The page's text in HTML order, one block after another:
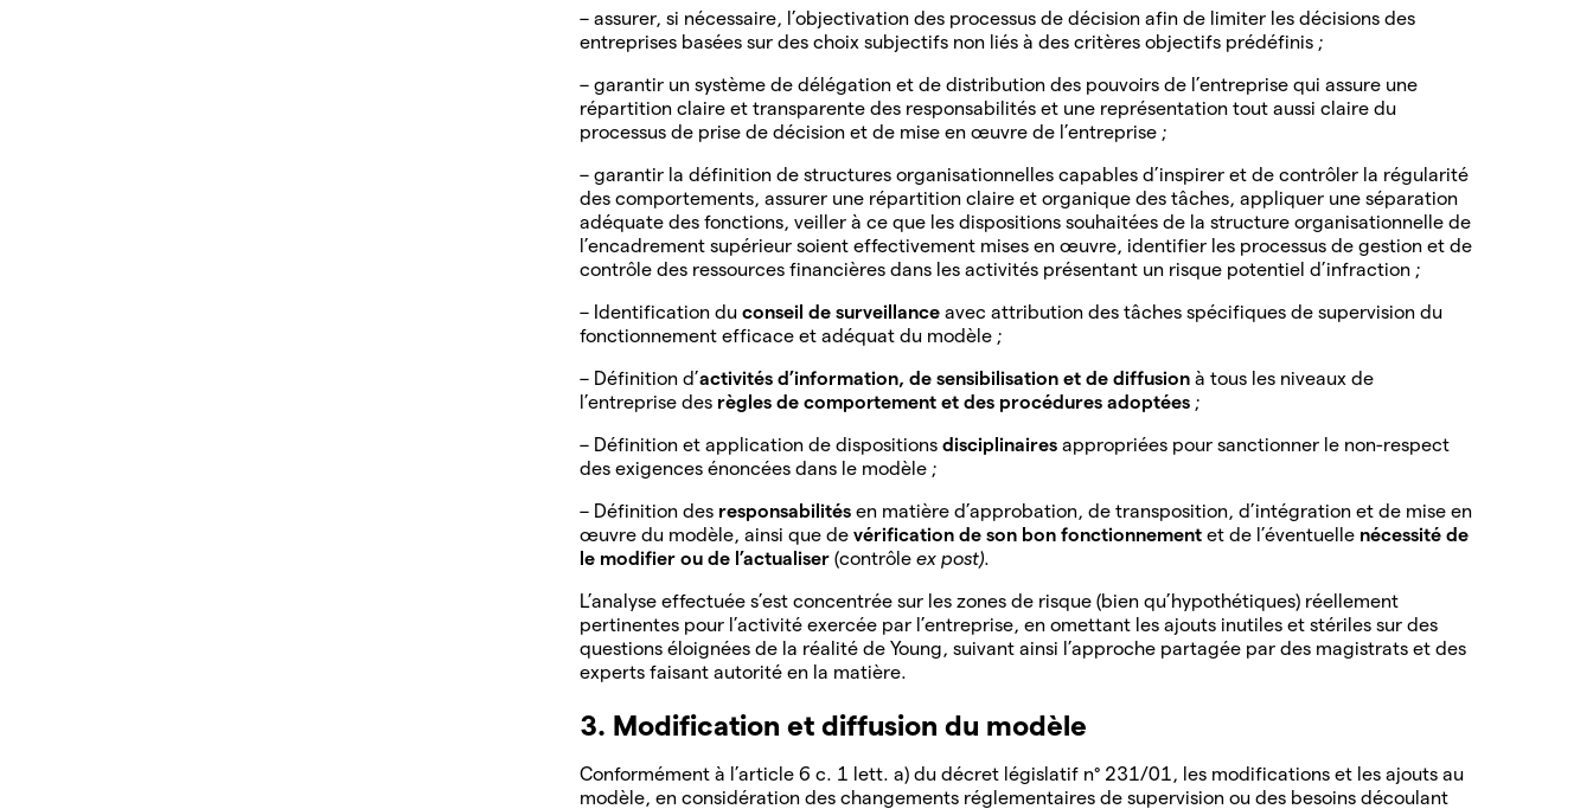
– assurer, si nécessaire, l’objectivation des processus de décision afin de limiter les décisions des
entreprises basées sur des choix subjectifs non liés à des critères objectifs prédéfinis ;
– garantir un système de délégation et de distribution des pouvoirs de l’entreprise qui assure une
répartition claire et transparente des responsabilités et une représentation tout aussi claire du
processus de prise de décision et de mise en œuvre de l’entreprise ;
– garantir la définition de structures organisationnelles capables d’inspirer et de contrôler la régularité
des comportements, assurer une répartition claire et organique des tâches, appliquer une séparation
adéquate des fonctions, veiller à ce que les dispositions souhaitées de la structure organisationnelle de
l’encadrement supérieur soient effectivement mises en œuvre, identifier les processus de gestion et de
contrôle des ressources financières dans les activités présentant un risque potentiel d’infraction ;
– Identification du conseil de surveillance avec attribution des tâches spécifiques de supervision du
fonctionnement efficace et adéquat du modèle ;
– Définition d’activités d’information, de sensibilisation et de diffusion à tous les niveaux de
l’entreprise des règles de comportement et des procédures adoptées ;
– Définition et application de dispositions disciplinaires appropriées pour sanctionner le non-respect
des exigences énoncées dans le modèle ;
– Définition des responsabilités en matière d’approbation, de transposition, d’intégration et de mise en
œuvre du modèle, ainsi que de vérification de son bon fonctionnement et de l’éventuelle nécessité de
le modifier ou de l’actualiser (contrôle ex post).
L’analyse effectuée s’est concentrée sur les zones de risque (bien qu’hypothétiques) réellement
pertinentes pour l’activité exercée par l’entreprise, en omettant les ajouts inutiles et stériles sur des
questions éloignées de la réalité de Young, suivant ainsi l’approche partagée par des magistrats et des
experts faisant autorité en la matière.
3. Modification et diffusion du modèle
Conformément à l’article 6 c. 1 lett. a) du décret législatif n° 231/01, les modifications et les ajouts au
modèle, en considération des changements réglementaires de supervision ou des besoins découlant